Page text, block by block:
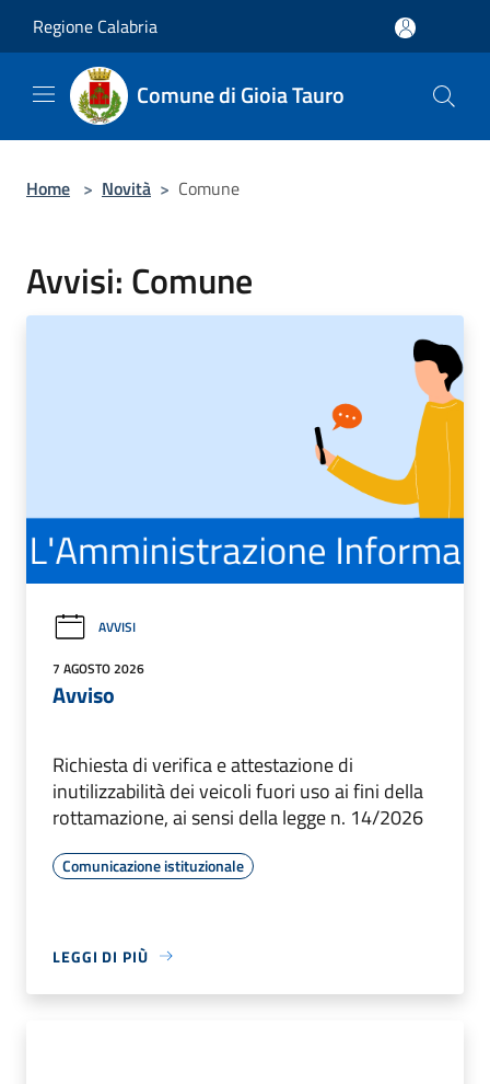
Regione Calabria
Comune di Gioia Tauro
Home > Novità > Comune
Avvisi: Comune
AVVISI
7 AGOSTO 2026
Avviso
Richiesta di verifica e attestazione di
inutilizzabilità dei veicoli fuori uso ai fini della
rottamazione, ai sensi della legge n. 14/2026
Comunicazione istituzionale
LEGGI DI PIÙ